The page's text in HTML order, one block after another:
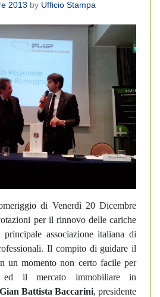
2013 by Ufficio Stampa
di Venerdì 20 Dicembre
per il rinnovo delle cariche
principale associazione italiana di
Il compito di guidare il
un momento non certo facile per
ed il mercato immobiliare in
Gian Battista Baccarini, presidente